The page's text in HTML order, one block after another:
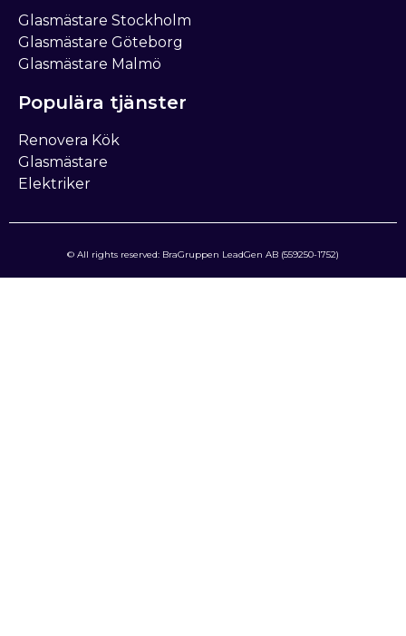
Populära tjänster
Renovera Kök
Glasmästare
Elektriker
Glasmästare Stockholm
Glasmästare Göteborg
Glasmästare Malmö
© All rights reserved: BraGruppen LeadGen AB (559250-1752)